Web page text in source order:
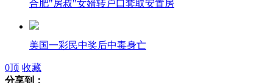
合肥"房叔"女婿转户口套取安置房
美国一彩民中奖后中毒身亡
0顶 收藏
分享到：